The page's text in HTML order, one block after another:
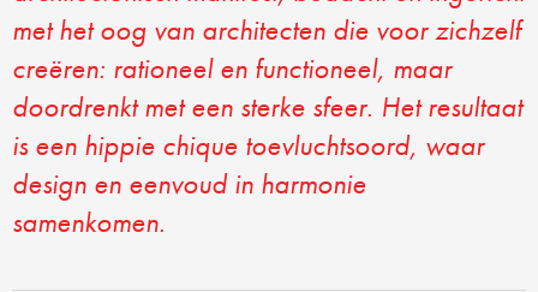
met het oog van architecten die voor zichzelf
creëren: rationeel en functioneel, maar
doordrenkt met een sterke sfeer. Het resultaat
is een hippie chique toevluchtsoord, waar
design en eenvoud in harmonie
samenkomen.